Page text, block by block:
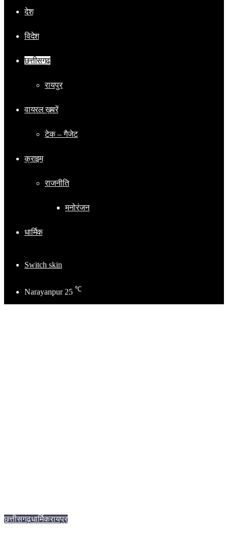
देश
विदेश
छत्तीसगढ़
रायपुर
वायरल ख़बरें
टेक – गैजेट
क्राइम
राजनीति
मनोरंजन
धार्मिक
Switch skin
Narayanpur 25 ℃
छत्तीसगढ़धार्मिकरायपुर